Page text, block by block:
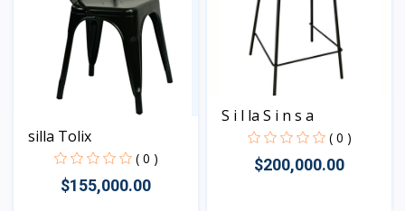
silla Tolix
( 0 )
$155,000.00
S i l la S i n s a
( 0 )
$200,000.00